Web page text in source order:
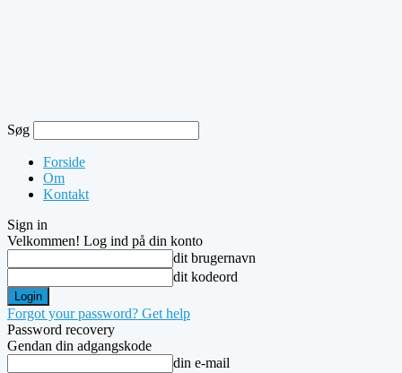
Søg
Forside
Om
Kontakt
Sign in
Velkommen! Log ind på din konto
dit brugernavn
dit kodeord
Forgot your password? Get help
Password recovery
Gendan din adgangskode
din e-mail